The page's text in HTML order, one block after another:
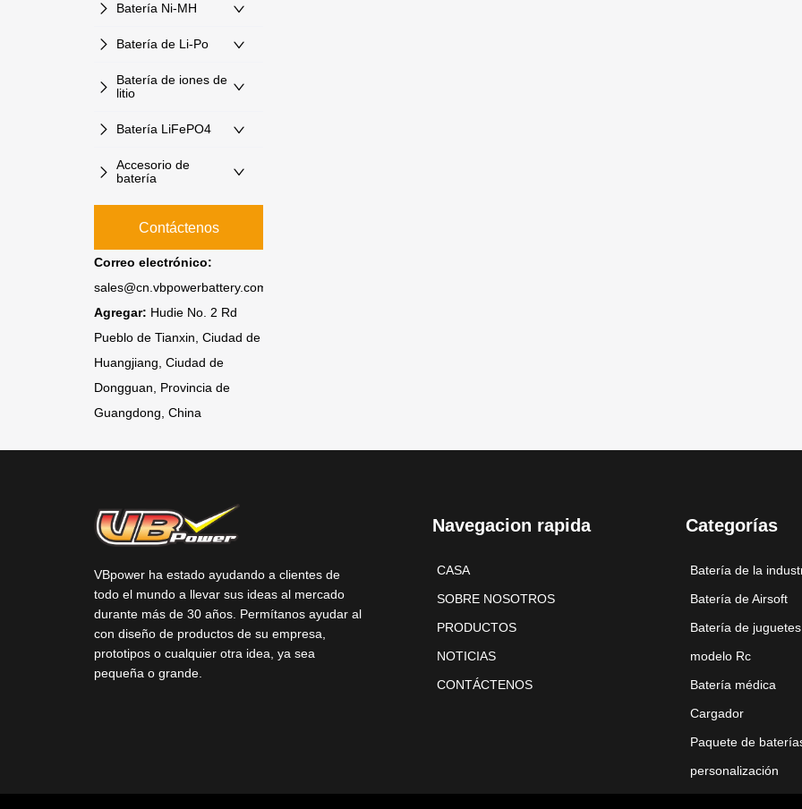
Batería Ni-MH
Batería de Li-Po
Batería de iones de
litio
Batería LiFePO4
Accesorio de
batería
Contáctenos
Correo electrónico:
sales@cn.vbpowerbattery.com
Agregar: Hudie No. 2 Rd
Pueblo de Tianxin, Ciudad de
Huangjiang, Ciudad de
Dongguan, Provincia de
Guangdong, China
VBpower ha estado ayudando a clientes de
todo el mundo a llevar sus ideas al mercado
durante más de 30 años. Permítanos ayudar al
con diseño de productos de su empresa,
prototipos o cualquier otra idea, ya sea
pequeña o grande.
Navegacion rapida
CASA
SOBRE NOSOTROS
PRODUCTOS
NOTICIAS
CONTÁCTENOS
Categorías
Batería de la
Batería de Airsoft
Batería de juguetes
modelo Rc
Batería médica
Cargador
Paquete de
personalización